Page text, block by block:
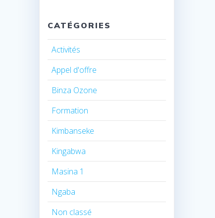
CATÉGORIES
Activités
Appel d'offre
Binza Ozone
Formation
Kimbanseke
Kingabwa
Masina 1
Ngaba
Non classé